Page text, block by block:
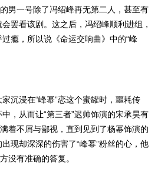
男一号除了冯绍峰再无第二人，甚至有
罢看该剧。这之后，冯绍峰顺利进组，
瘾，所以说《命运交响曲》中的“峰
沉浸在“峰幂”恋这个蜜罐时，噩耗传
，从而让“第三者”迟帅饰演的宋承昊有
着不屑与鄙视，直到见到了杨幂饰演的
现却深深的伤害了“峰幂”粉丝的心，他
没有准确的答复。